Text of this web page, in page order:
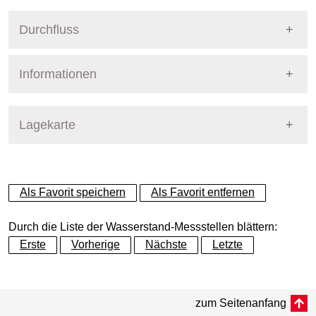
Durchfluss
Informationen
Lagekarte
+
−
Als Favorit speichern Als Favorit entfernen
Durch die Liste der Wasserstand-Messstellen blättern:
Erste
Vorherige Nächste Letzte
zum Seitenanfang